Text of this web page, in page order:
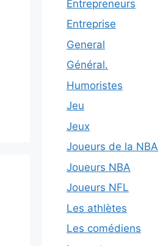
Entrepreneurs
Entreprise
General
Général.
Humoristes
Jeu
Jeux
Joueurs de la NBA
Joueurs NBA
Joueurs NFL
Les athlètes
Les comédiens